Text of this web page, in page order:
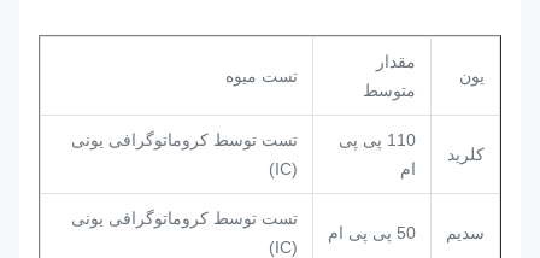
یون
مقدار
متوسط
تست میوه
کلرید
110 پی پی
ام
تست توسط کروماتوگرافی یونی
(IC)
سدیم 50 پی پی ام
تست توسط کروماتوگرافی یونی
(IC)